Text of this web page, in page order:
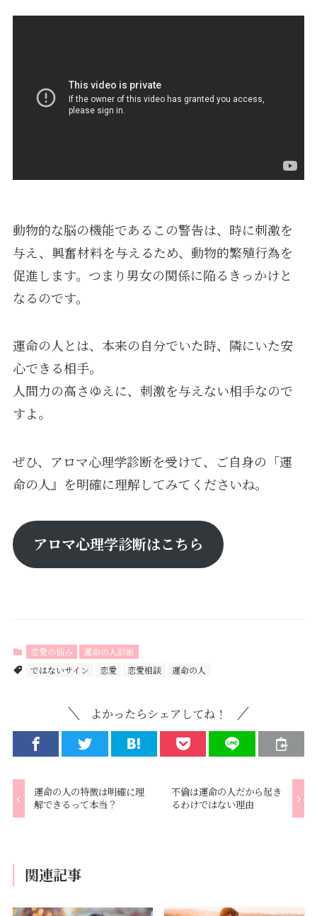
動物的な脳の機能であるこの警告は、時に刺激を
与え、興奮材料を与えるため、動物的繁殖行為を
促進します。つまり男女の関係に陥るきっかけと
なるのです。
運命の人とは、本来の自分でいた時、隣にいた安
心できる相手。
人間力の高さゆえに、刺激を与えない相手なので
すよ。
ぜひ、アロマ心理学診断を受けて、ご自身の「運
命の人』を明確に理解してみてくださいね。
アロマ心理学診断はこちら
恋愛の悩み
運命の人診断
ではないサイン
恋愛 恋愛相談 運命の人
よかったらシェアしてね！
運命の人の特徴は明確に理
解できるって本当？
不倫は運命の人だから起き
るわけではない理由
関連記事